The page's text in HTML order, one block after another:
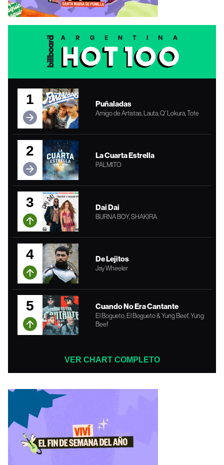
1 Puñaladas
Amigo de Artistas, Lauta, Q' Lokura, Tote
2 La Cuarta Estrella
PALMITO
3 Dai Dai
BURNA BOY, SHAKIRA
4 De Lejitos
Jay Wheeler
5 Cuando No Era Cantante
El Bogueto, El Bogueto & Yung Beef, Yung
Beef
VER CHART COMPLETO